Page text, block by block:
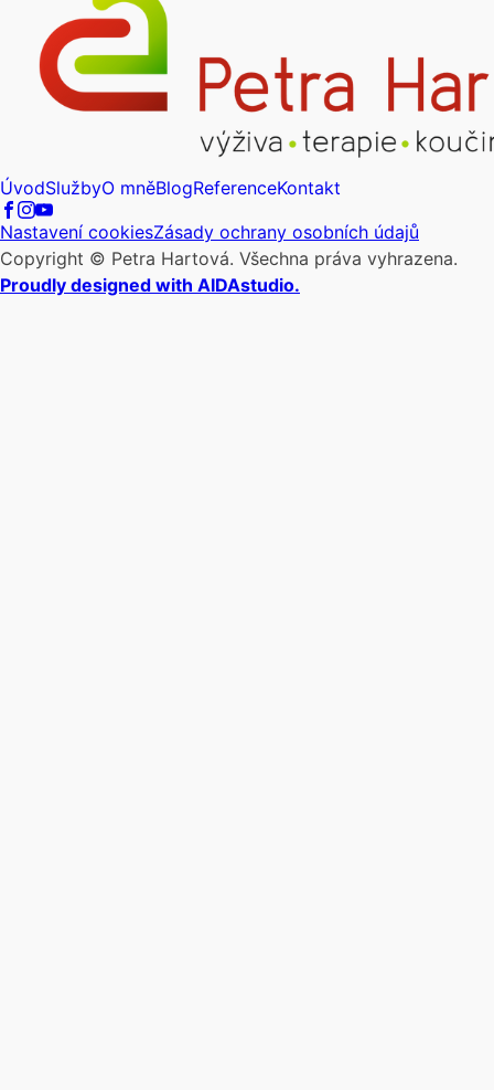
ÚvodSlužbyO mněBlogReferenceKontakt
Nastavení cookiesZásady ochrany osobních údajů
Copyright © Petra Hartová. Všechna práva vyhrazena.
Proudly designed with AIDAstudio.